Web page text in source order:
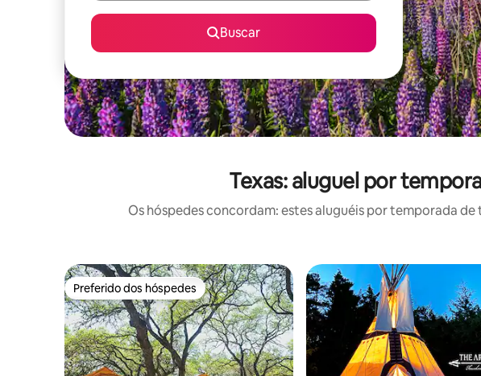
Buscar
Texas: aluguel por
Os hóspedes concordam: estes aluguéis por temporada
Preferido dos hóspedes
Preferido dos hóspedes